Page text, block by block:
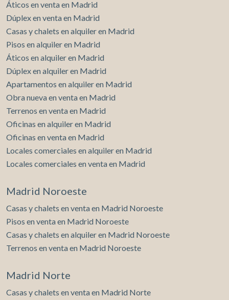
Áticos en venta en Madrid
Dúplex en venta en Madrid
Casas y chalets en alquiler en Madrid
Pisos en alquiler en Madrid
Áticos en alquiler en Madrid
Dúplex en alquiler en Madrid
Apartamentos en alquiler en Madrid
Obra nueva en venta en Madrid
Terrenos en venta en Madrid
Oficinas en alquiler en Madrid
Oficinas en venta en Madrid
Locales comerciales en alquiler en Madrid
Locales comerciales en venta en Madrid
Madrid Noroeste
Casas y chalets en venta en Madrid Noroeste
Pisos en venta en Madrid Noroeste
Casas y chalets en alquiler en Madrid Noroeste
Terrenos en venta en Madrid Noroeste
Madrid Norte
Casas y chalets en venta en Madrid Norte